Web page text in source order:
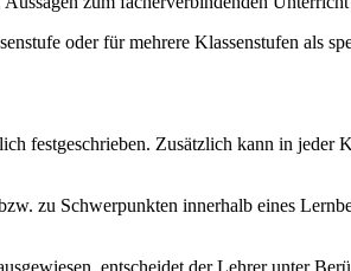
oder für mehrere Klassenstufen als
festgeschrieben. Zusätzlich kann in jeder
zu Schwerpunkten innerhalb eines